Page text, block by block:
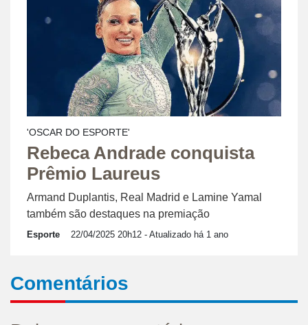
'OSCAR DO ESPORTE'
Rebeca Andrade conquista
Prêmio Laureus
Armand Duplantis, Real Madrid e Lamine Yamal
também são destaques na premiação
Esporte 22/04/2025 20h12 - Atualizado há 1 ano
Comentários